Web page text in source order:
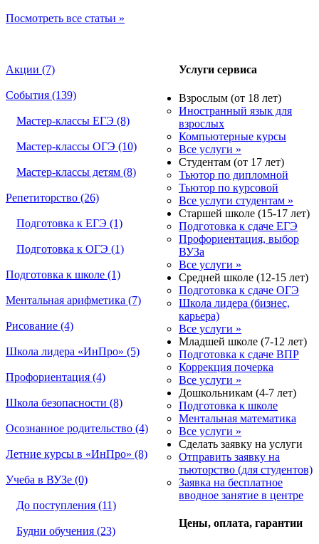
Посмотреть все статьи »
Акции (7)
События (139)
Мастер-классы ЕГЭ (8)
Мастер-классы ОГЭ (10)
Мастер-классы детям (8)
Репетиторство (26)
Подготовка к ЕГЭ (1)
Подготовка к ОГЭ (1)
Подготовка к школе (1)
Ментальная арифметика (7)
Рисование (4)
Школа лидера «ИнПро» (5)
Профориентация (4)
Школа безопасности (8)
Осознанное родительство (4)
Летние курсы в «ИнПро» (8)
Учеба в ВУЗе (0)
До поступления (11)
Будни обучения (23)
Услуги сервиса
Взрослым (от 18 лет)
Иностранный язык для
взрослых
Компьютерные курсы
Все услуги »
Студентам (от 17 лет)
Тьютор по дипломной
Тьютор по курсовой
Все услуги студентам »
Старшей школе (15-17 лет)
Подготовка к сдаче ЕГЭ
Профориентация, выбор
ВУЗа
Все услуги »
Средней школе (12-15 лет)
Подготовка к сдаче ОГЭ
Школа лидера (бизнес,
карьера)
Все услуги »
Младшей школе (7-12 лет)
Подготовка к сдаче ВПР
Коррекция почерка
Все услуги »
Дошкольникам (4-7 лет)
Подготовка к школе
Ментальная математика
Все услуги »
Сделать заявку на услуги
Отправить заявку на
тьюторство (для студентов)
Заявка на бесплатное
вводное занятие в центре
Цены, оплата, гарантии